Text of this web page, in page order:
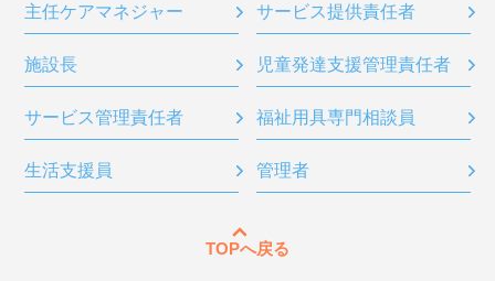
主任ケアマネジャー サービス提供責任者
施設長 児童発達支援管理責任者
サービス管理責任者 福祉用具専門相談員
生活支援員 管理者
TOPへ戻る